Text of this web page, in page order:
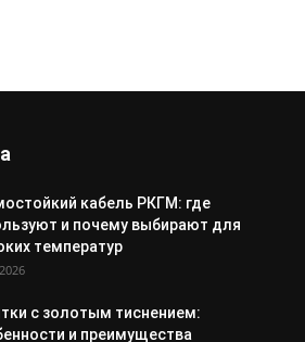
кабель РКГМ: где
и почему выбирают для
температур
с золотым тиснением:
и преимущества